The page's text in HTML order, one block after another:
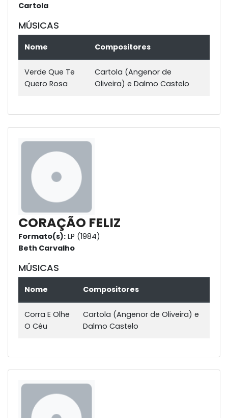
Cartola
MÚSICAS
Nome Compositores
Verde Que Te
Quero Rosa
Cartola (Angenor de
Oliveira) e Dalmo Castelo
CORAÇÃO FELIZ
Formato(s): LP (1984)
Beth Carvalho
MÚSICAS
Nome Compositores
Corra E Olhe
O Céu
Cartola (Angenor de Oliveira) e
Dalmo Castelo